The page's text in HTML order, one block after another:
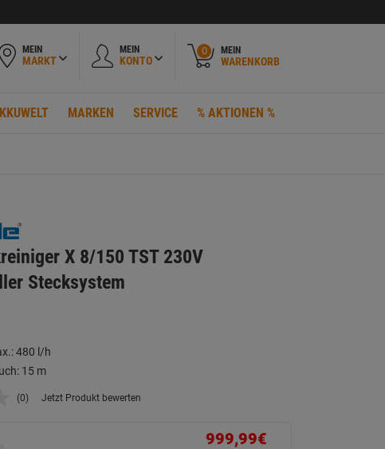
MEIN
MARKT
MEIN
KONTO
0 MEIN
WARENKORB
MARKEN SERVICE % AKTIONEN %
X 8/150 TST 230V
Stecksystem
480 l/h
15 m
Kein
(0) Jetzt Produkt bewerten
999,99€